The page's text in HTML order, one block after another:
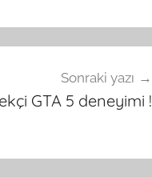
Sonraki yazı
GTA 5 deneyimi !